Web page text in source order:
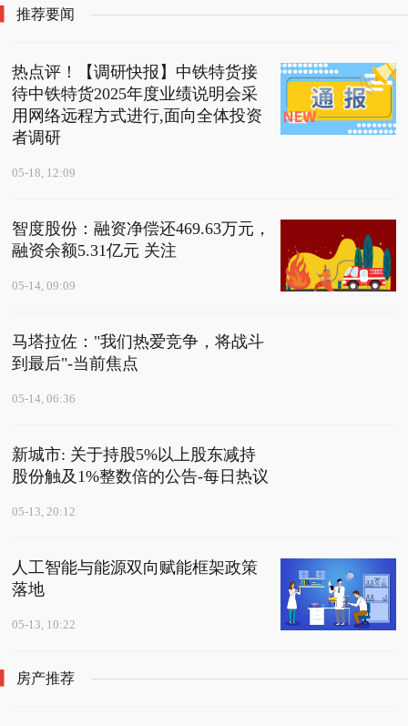
日速递
推荐要闻
热点评！【调研快报】中铁特货接
待中铁特货2025年度业绩说明会采
用网络远程方式进行,面向全体投资
者调研
05-18, 12:09
智度股份：融资净偿还469.63万元，
融资余额5.31亿元 关注
05-14, 09:09
马塔拉佐："我们热爱竞争，将战斗
到最后"-当前焦点
05-14, 06:36
新城市: 关于持股5%以上股东减持
股份触及1%整数倍的公告-每日热议
05-13, 20:12
人工智能与能源双向赋能框架政策
落地
05-13, 10:22
房产推荐